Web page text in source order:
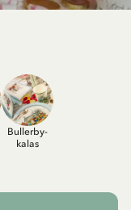
Bullerby-
kalas